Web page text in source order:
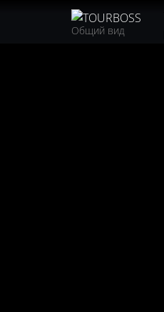
Общий вид